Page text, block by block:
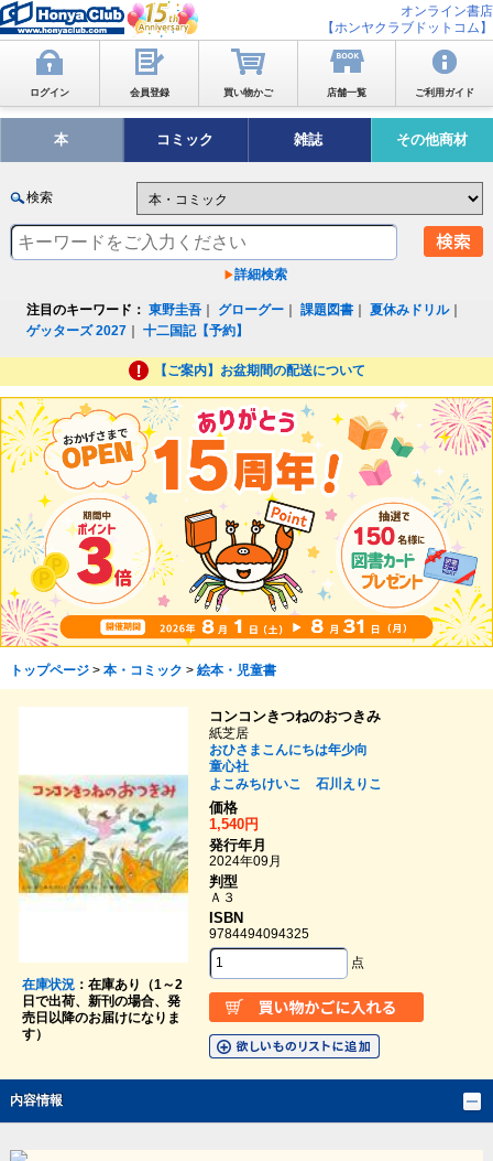
オンライン書店
【ホンヤクラブドットコム】
ログイン 会員登録 買い物かご 店舗一覧 ご利用ガイド
本 コミック 雑誌 その他商材
検索
詳細検索
注目のキーワード： 東野圭吾 グローグー ｜課題図書 ｜夏休みドリル｜
ゲッターズ 2027 ｜十二国記【予約】
【ご案内】お盆期間の配送について
トップページ> 本・コミック > 絵本・児童書
在庫状況：在庫あり（1～2
日で出荷、新刊の場合、発
売日以降のお届けになりま
す）
コンコンきつねのおつきみ
紙芝居
おひさまこんにちは年少向
童心社
よこみちけいこ
石川えりこ
価格
1,540円
発行年月
2024年09月
判型
Ａ３
ISBN
9784494094325
点
内容情報